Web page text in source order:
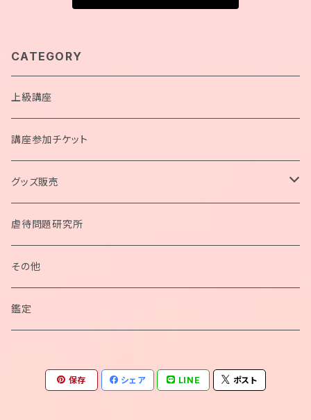
CATEGORY
上級講座
講座参加チケット
グッズ販売
ペンデュラム
ネックレス
ブレスレット
虐待問題研究所
その他
鑑定
保存 シェア LINE ポスト